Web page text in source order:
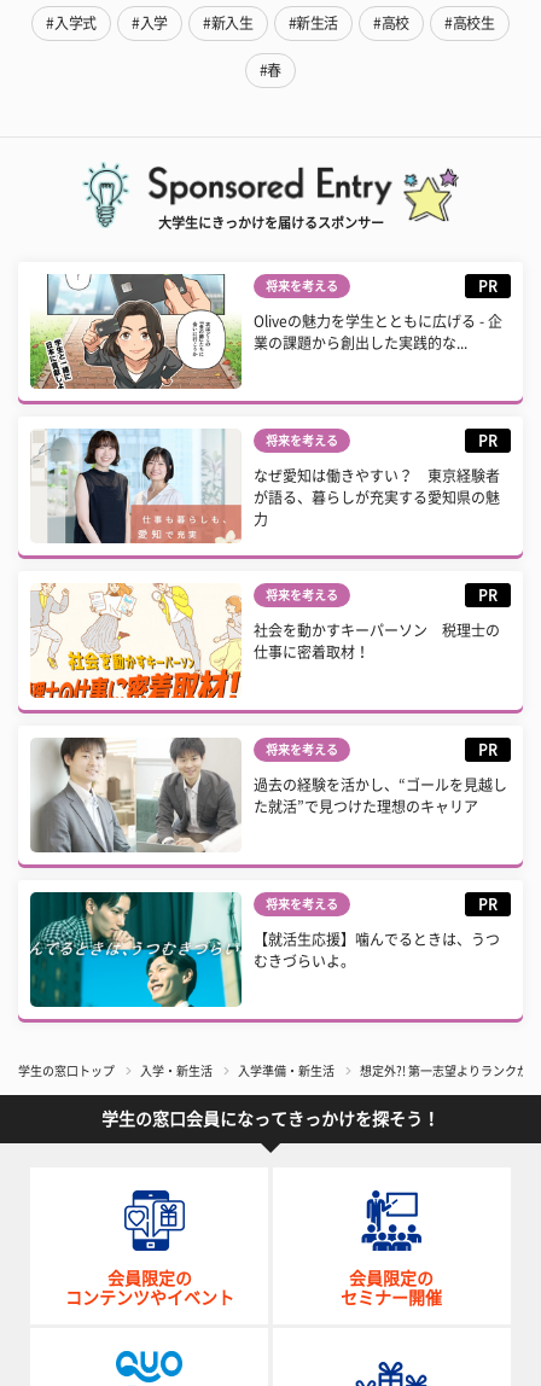
#入学式 #入学 #新入生 #新生活 #高校 #高校生
#春
大学生にきっかけを届けるスポンサー
将来を考える PR
Oliveの魅力を学生とともに広げる - 企
業の課題から創出した実践的な...
将来を考える PR
なぜ愛知は働きやすい？ 東京経験者
が語る、暮らしが充実する愛知県の魅
力
将来を考える PR
社会を動かすキーパーソン 税理士の
仕事に密着取材！
将来を考える PR
過去の経験を活かし、“ゴールを見越し
た就活”で見つけた理想のキャリア
将来を考える PR
【就活生応援】噛んでるときは、うつ
むきづらいよ。
学生の窓口トップ 入学・新生活 入学準備・新生活 想定外?! 第一志望よりランクが
学生の窓口会員になってきっかけを探そう！
会員限定の
コンテンツやイベント
会員限定の
セミナー開催